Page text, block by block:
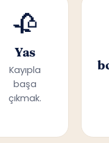
🥀
Yas
Kayıpla
başa
çıkmak.